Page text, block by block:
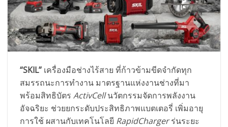
“SKIL” เครื่องมือช่างไร้สาย ที่ก้าวข้ามขีดจำกัดทุก
สมรรถนะการทำงาน มาตรฐานแห่งงานช่างที่มา
พร้อมสิทธิบัตร ActivCellนวัตกรรมจัดการพลังงาน
อัจฉริยะ ช่วยยกระดับประสิทธิภาพแบตเตอรี่ เพิ่มอายุ
การใช้ ผสานกับเทคโนโลยี RapidChargerร่นระยะ